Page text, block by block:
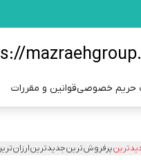
حریم خصوصیقوانین و مقررات
پرفروش‌ترینجدیدترین